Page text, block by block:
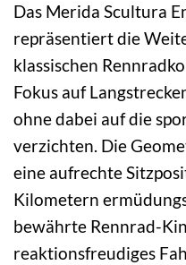
Das Merida Scultura
repräsentiert die
klassischen
Fokus auf
ohne dabei auf die
verzichten. Die
eine aufrechte
Kilometern
bewährte Rennrad-
reaktionsfreudiges